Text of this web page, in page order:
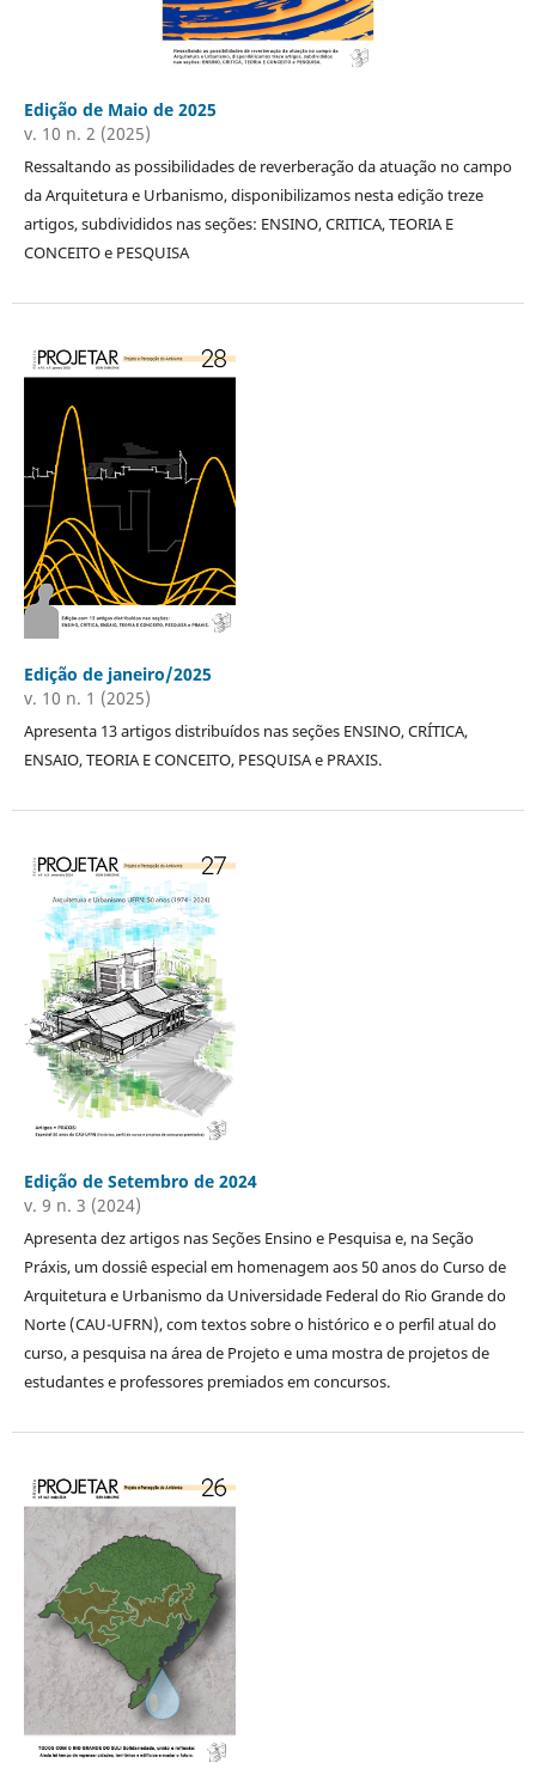
Edição de Maio de 2025
v. 10 n. 2 (2025)
Ressaltando as possibilidades de reverberação da atuação no campo
da Arquitetura e Urbanismo, disponibilizamos nesta edição treze
artigos, subdivididos nas seções: ENSINO, CRITICA, TEORIA E
CONCEITO e PESQUISA
Edição de janeiro/2025
v. 10 n. 1 (2025)
Apresenta 13 artigos distribuídos nas seções ENSINO, CRÍTICA,
ENSAIO, TEORIA E CONCEITO, PESQUISA e PRAXIS.
Edição de Setembro de 2024
v. 9 n. 3 (2024)
Apresenta dez artigos nas Seções Ensino e Pesquisa e, na Seção
Práxis, um dossiê especial em homenagem aos 50 anos do Curso de
Arquitetura e Urbanismo da Universidade Federal do Rio Grande do
Norte (CAU-UFRN), com textos sobre o histórico e o perfil atual do
curso, a pesquisa na área de Projeto e uma mostra de projetos de
estudantes e professores premiados em concursos.